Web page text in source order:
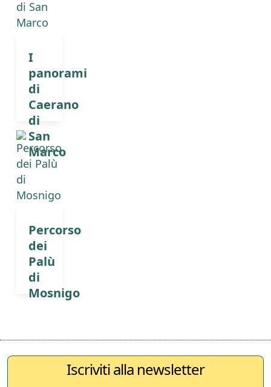
I
panorami
di
Caerano
di
San
Marco
Percorso
dei
Palù
di
Mosnigo
Iscriviti alla newsletter